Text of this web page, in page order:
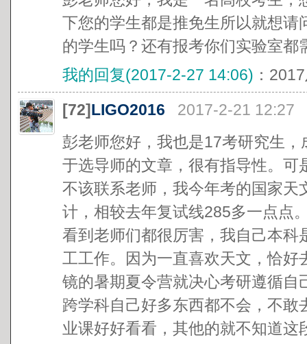
下您的学生都是推免生所以就想
的学生吗？还有报考你们实验室都
我的回复(2017-2-27 14:06) ：
[72]LIGO2016
2017-2-21 12:27
彭老师您好，我也是17考研究生
于选导师的文章，很有指导性。
不该联系老师，我今年考的国家
计，相较去年复试线285多一点点
看到老师们都很厉害，我自己本
工工作。因为一直喜欢天文，恰
镜的暑期夏令营就决心考研遵循
跨学科自己好多东西都不会，不
业课好好看看，其他的就不知道